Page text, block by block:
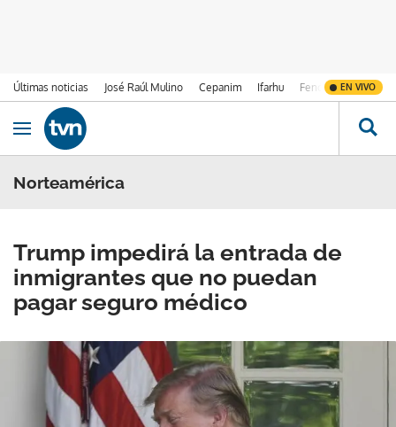
Últimas noticias José Raúl Mulino Cepanim Ifarhu Fenómeno de El
EN VIVO
Ir al contenido
Obrir navegació
Norteamérica
Trump impedirá la entrada de
inmigrantes que no puedan
pagar seguro médico